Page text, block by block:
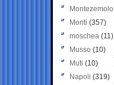
Montezemolo
Monti (357)
moschea (11)
Musso (10)
Muti (10)
Napoli (319)